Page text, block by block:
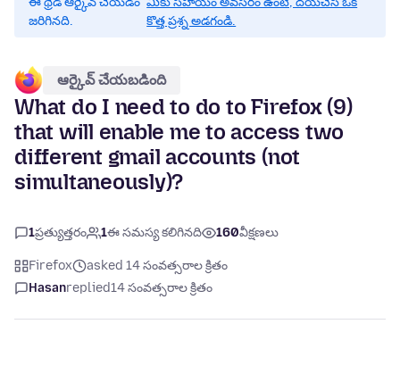
జరిగినది.
కొత్త ప్రశ్న అడగండి.
ఆర్కైవ్ చేయబడింది
What do I need to do to Firefox (9)
that will enable me to access two
different gmail accounts (not
simultaneously)?
1ప్రత్యుత్తరం 1ఈ సమస్య కలిగినది 160వీక్షణలు
Firefox
asked 14 సంవత్సరాల క్రితం
Hasanreplied14 సంవత్సరాల క్రితం